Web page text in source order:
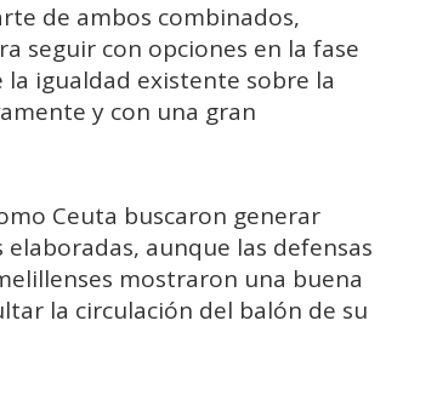
de ambos combinados,
seguir con opciones en la fase
igualdad existente sobre la
y con una gran
Ceuta buscaron generar
aunque las defensas
mostraron una buena
la circulación del balón de su